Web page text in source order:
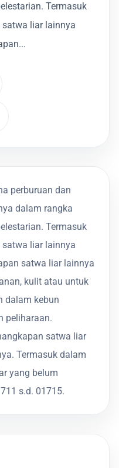
Termasuk
satwa liar lainnya
perburuan dan
dalam rangka
Termasuk
satwa liar lainnya
satwa liar lainnya
kulit atau untuk
dalam kebun
peliharaan.
satwa liar
Termasuk dalam
yang belum
s.d. 01715.